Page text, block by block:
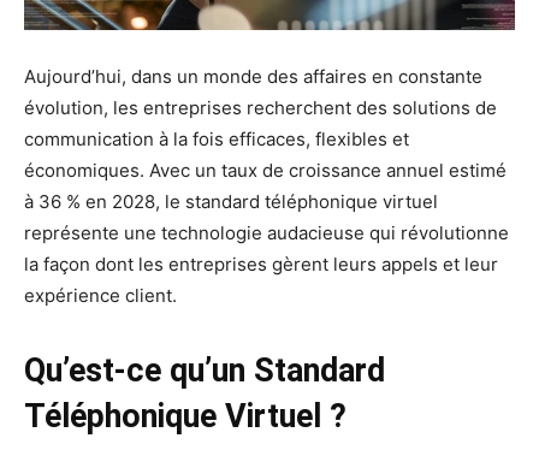
Aujourd’hui, dans un monde des affaires en constante
évolution, les entreprises recherchent des solutions de
communication à la fois efficaces, flexibles et
économiques. Avec un taux de croissance annuel estimé
à 36 % en 2028, le standard téléphonique virtuel
représente une technologie audacieuse qui révolutionne
la façon dont les entreprises gèrent leurs appels et leur
expérience client.
Qu’est-ce qu’un Standard
Téléphonique Virtuel ?